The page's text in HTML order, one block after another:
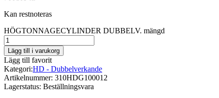
Kan restnoteras
HÖGTONNAGECYLINDER DUBBELV. mängd
Lägg till i varukorg
Lägg till favorit
Kategori:HD - Dubbelverkande
Artikelnummer: 310HDG100012
Lagerstatus: Beställningsvara